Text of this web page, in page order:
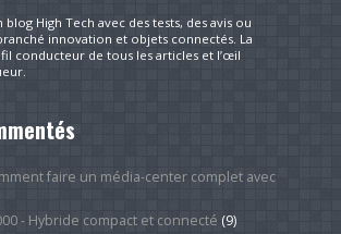
High Tech avec des tests, des avis ou
innovation et objets connectés. La
conducteur de tous les articles et l’œil
faire un média-center complet avec
- Hybride compact et connecté (9)